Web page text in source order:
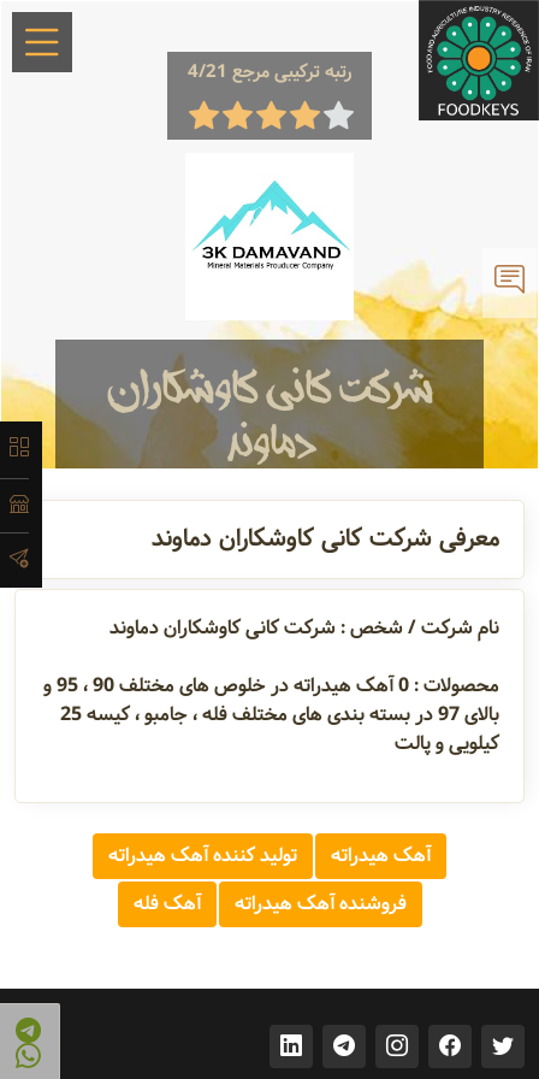
رتبه ترکیبی مرجع 4/21
شرکت کانی کاوشکاران
دماوند
تولید کنندهآهک هیدراته در خلوص های
های مختل ...
×
معرفی
تاریخچه
لیست
آدرس و
اطلاعات
تماس
مدیران و
گالری
معرفی شرکت کانی کاوشکاران دماوند
نام شرکت / شخص : شرکت کانی کاوشکاران دماوند
محصولات : 0
آهک هیدراته در خلوص های مختلف 90 ، 95 و
بالای 97 در بسته بندی های مختلف فله ، جامبو ، کیسه 25
کیلویی و پالت
آهک هیدراته
تولید کننده آهک هیدراته
فروشنده آهک هیدراته
آهک فله